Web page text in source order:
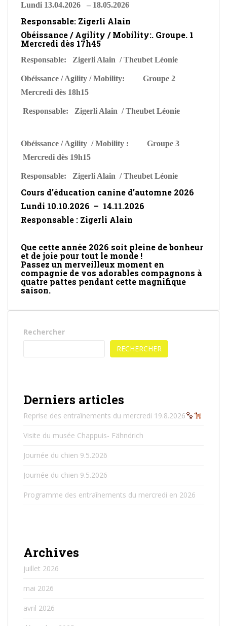
Lundi 13.04.2026 – 18.05.2026
Responsable: Zigerli Alain
Obéissance / Agility / Mobility:. Groupe. 1
Mercredi dès 17h45
Responsable: Zigerli Alain / Theubet Léonie
Obéissance / Agility / Mobility: Groupe 2
Mercredi dès 18h15
Responsable: Zigerli Alain / Theubet Léonie
Obéissance / Agility / Mobility : Groupe 3
Mercredi dès 19h15
Responsable: Zigerli Alain / Theubet Léonie
Cours d’éducation canine d’automne 2026
Lundi 10.10.2026 – 14.11.2026
Responsable : Zigerli Alain
Que cette année 2026 soit pleine de bonheur
et de joie pour tout le monde !
Passez un merveilleux moment en
compagnie de vos adorables compagnons à
quatre pattes pendant cette magnifique
saison.
Rechercher
RECHERCHER
Derniers articles
Reprise des entraînements du mercredi 19.8.2026
Visite du musée Chappuis- Fähndrich
Journée du chien 9.5.2026
Journée du chien 9.5.2026
Programme des entraînements du mercredi en 2026
Archives
juillet 2026
mai 2026
avril 2026